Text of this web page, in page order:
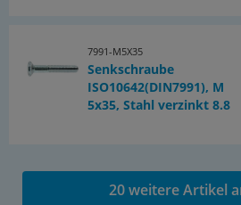
7991-M5X35
Senkschraube
ISO10642(DIN7991), M
5x35, Stahl verzinkt 8.8
20 weitere Artikel